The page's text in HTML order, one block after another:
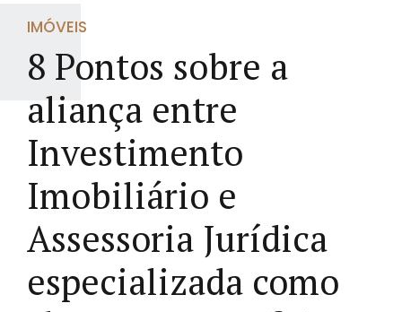
IMÓVEIS
8 Pontos sobre a
aliança entre
Investimento
Imobiliário e
Assessoria Jurídica
especializada como